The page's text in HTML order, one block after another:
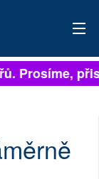
Prosíme,